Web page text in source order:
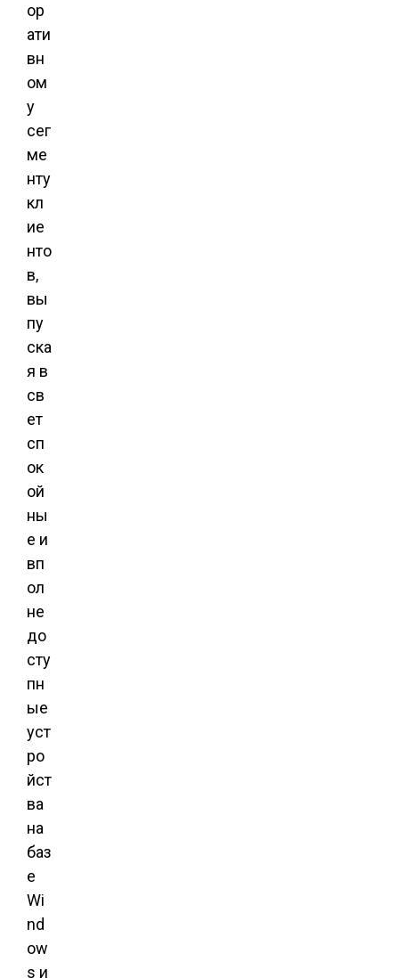
ор
ати
вн
ом
у
сег
ме
нту
кл
ие
нто
в,
вы
пу
ска
я в
св
ет
сп
ок
ой
ны
е и
вп
ол
не
до
сту
пн
ые
уст
ро
йст
ва
на
баз
е
Wi
nd
ow
s и